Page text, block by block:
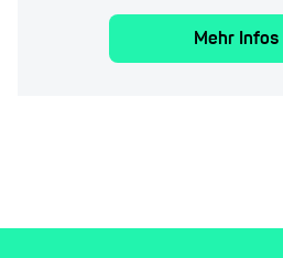
Mehr Infos